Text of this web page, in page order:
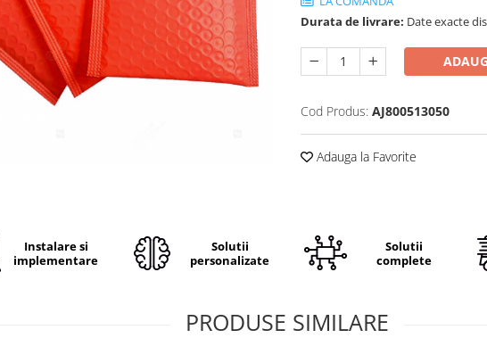
Durata de livrare: Date exacte
Cod Produs: AJ800513050
Adauga la Favorite
Instalare si
implementare
Solutii
personalizate
Solutii
complete
PRODUSE SIMILARE